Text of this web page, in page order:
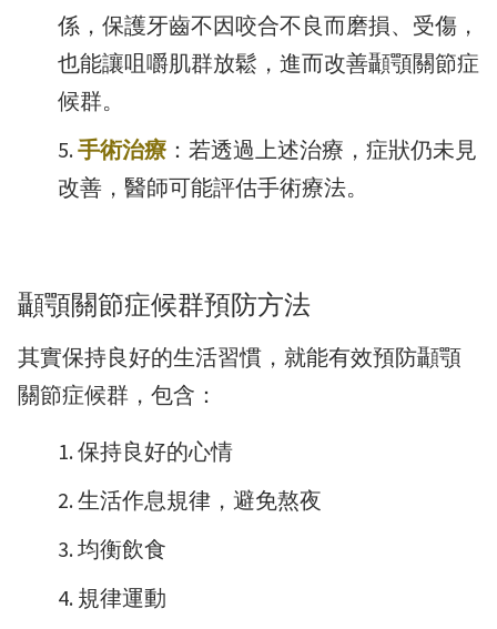
係，保護牙齒不因咬合不良而磨損、受傷，
也能讓咀嚼肌群放鬆，進而改善顳顎關節症
候群。
手術治療 ：若透過上述治療，症狀仍未見
改善，醫師可能評估手術療法。
顳顎關節症候群預防方法
其實保持良好的生活習慣，就能有效預防顳顎
關節症候群，包含：
保持良好的心情
生活作息規律，避免熬夜
均衡飲食
規律運動